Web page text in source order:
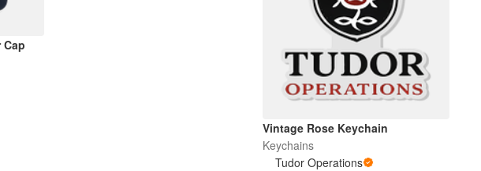
Vintage Rose Keychain
Keychains
Tudor Operations